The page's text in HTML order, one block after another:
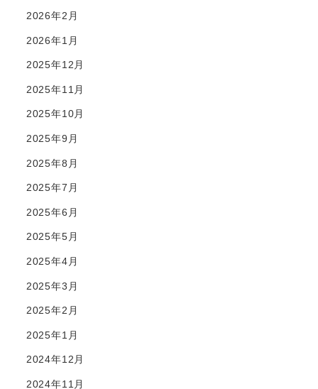
2026年2月
2026年1月
2025年12月
2025年11月
2025年10月
2025年9月
2025年8月
2025年7月
2025年6月
2025年5月
2025年4月
2025年3月
2025年2月
2025年1月
2024年12月
2024年11月